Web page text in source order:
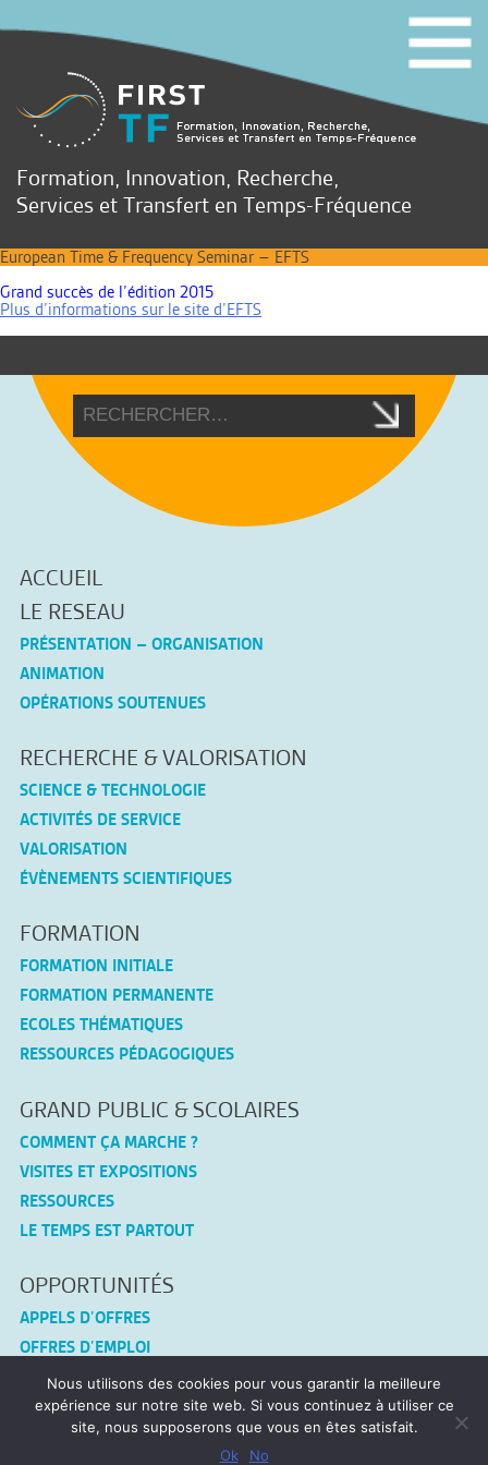
Formation, Innovation, Recherche,
Services et Transfert en Temps-Fréquence
European Time & Frequency Seminar – EFTS
Grand succès de l’édition 2015
Plus d’informations sur le site d’EFTS
ACCUEIL
LE RESEAU
PRÉSENTATION – ORGANISATION
ANIMATION
OPÉRATIONS SOUTENUES
RECHERCHE & VALORISATION
SCIENCE & TECHNOLOGIE
ACTIVITÉS DE SERVICE
VALORISATION
ÉVÈNEMENTS SCIENTIFIQUES
FORMATION
FORMATION INITIALE
FORMATION PERMANENTE
ECOLES THÉMATIQUES
RESSOURCES PÉDAGOGIQUES
GRAND PUBLIC & SCOLAIRES
COMMENT ÇA MARCHE ?
VISITES ET EXPOSITIONS
RESSOURCES
LE TEMPS EST PARTOUT
OPPORTUNITÉS
APPELS D’OFFRES
OFFRES D’EMPLOI
CONNEX-TF
MENTIONS LÉGALES
Nous utilisons des cookies pour vous garantir la meilleure
expérience sur notre site web. Si vous continuez à utiliser ce
site, nous supposerons que vous en êtes satisfait.
Ok
No